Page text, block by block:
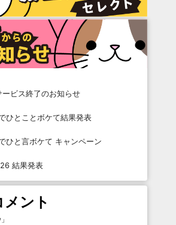
ビス終了のお知らせ
ひとことボケて結果発表
ひと言ボケて キャンペーン
結果発表
ント
」